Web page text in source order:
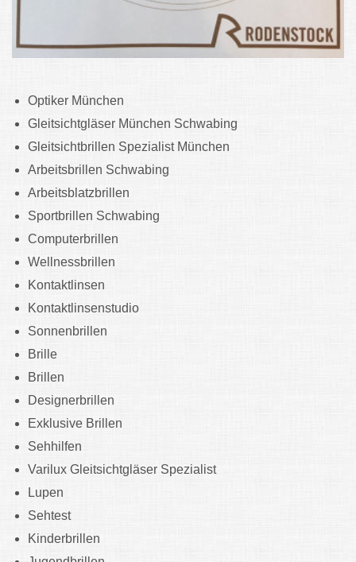
Optiker München
Gleitsichtgläser München Schwabing
Gleitsichtbrillen Spezialist München
Arbeitsbrillen Schwabing
Arbeitsblatzbrillen
Sportbrillen Schwabing
Computerbrillen
Wellnessbrillen
Kontaktlinsen
Kontaktlinsenstudio
Sonnenbrillen
Brille
Brillen
Designerbrillen
Exklusive Brillen
Sehhilfen
Varilux Gleitsichtgläser Spezialist
Lupen
Sehtest
Kinderbrillen